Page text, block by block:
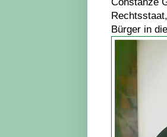
Bürger in